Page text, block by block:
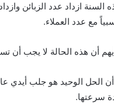
السنة ازداد عدد الزبائن
مع عدد العملاء.
أن هذه الحالة لا يجب أن
سرعتها.